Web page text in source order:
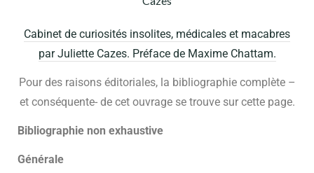
Cabinet de curiosités insolites, médicales et macabres
par Juliette Cazes. Préface de Maxime Chattam.
Pour des raisons éditoriales, la bibliographie complète –
et conséquente- de cet ouvrage se trouve sur cette page.
Bibliographie non exhaustive
Générale